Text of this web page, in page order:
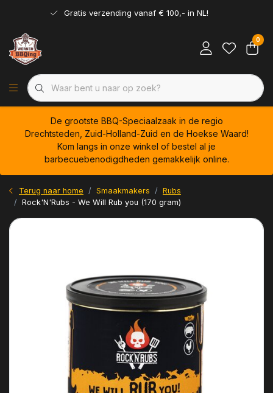
Gratis verzending vanaf € 100,- in NL!
0
De grootste BBQ-Speciaalzaak in de regio
Drechtsteden, Zuid-Holland-Zuid en de Hoekse Waard!
Kom langs in onze winkel of bestel al je
barbecuebenodigdheden gemakkelijk online.
Terug naar home Smaakmakers
Rubs
Rock'N'Rubs - We Will Rub you (170 gram)